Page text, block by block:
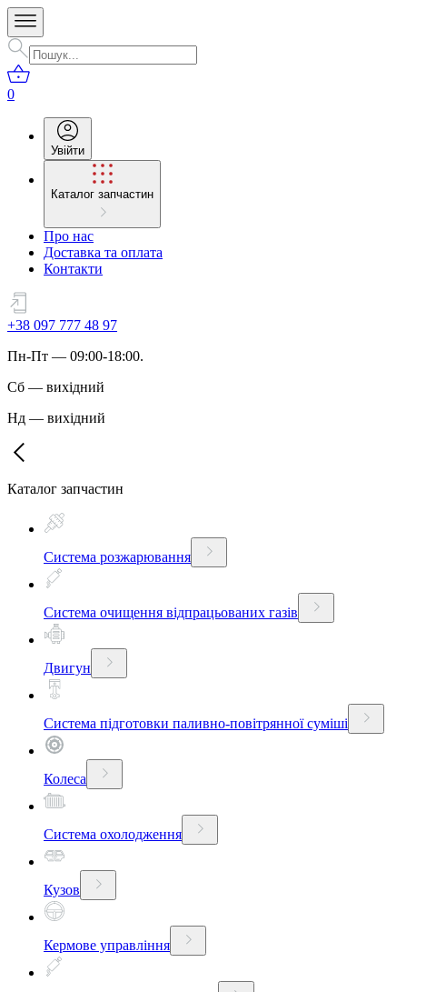
0
Увійти
Каталог запчастин
Про нас
Доставка та оплата
Контакти
+38 097 777 48 97
Пн-Пт — 09:00-18:00.
Сб — вихідний
Нд — вихідний
Каталог запчастин
Система розжарювання
Система очищення відпрацьованих газів
Двигун
Система підготовки паливно-повітрянної суміші
Колеса
Система охолодження
Кузов
Кермове управління